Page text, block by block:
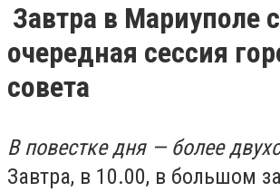
Завтра в Мариуполе
очередная сессия
совета
В повестке дня — более
Завтра, в 10.00, в большом